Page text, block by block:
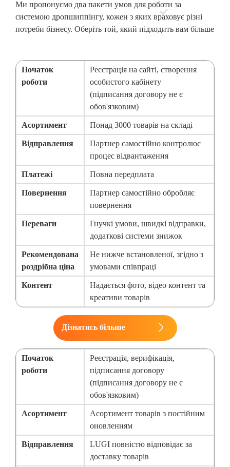
Ми пропонуємо два пакети умов для роботи за
системою дропшиппінгу, кожен з яких враховує різні
потреби бізнесу. Оберіть той, який підходить вам більше
Початок
роботи
Реєстрація на сайті, створення
особистого кабінету
(підписання договору не є
обов'язковим)
Асортимент Понад 3000 товарів на складі
Відправлення
Партнер самостійно контролює
процес відвантаження
Платежі Повна передплата
Повернення
Партнер самостійно обробляє
повернення
Переваги
Гнучкі умови, швидкі відправки,
додаткові системи знижок
Рекомендована
роздрібна ціна
Не нижче встановленої, згідно з
умовами співпраці
Контент
Надається фото, відео контент та
креативи товарів
Дізнатись більше
Початок
роботи
Реєстрація, верифікація,
підписання договору
(підписання договору не є
обов'язковим)
Асортимент
Асортимент товарів з постійним
оновленням
Відправлення
LUGI повністю відповідає за
доставку товарів